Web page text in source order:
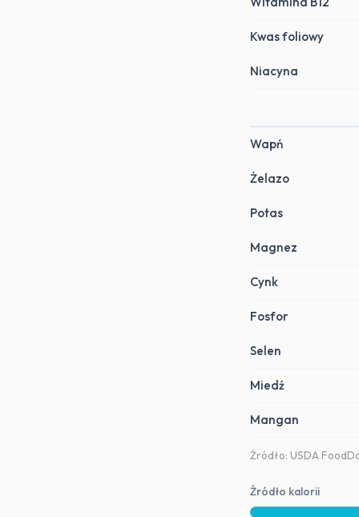
Kwas foliowy
Niacyna
Wapń
Żelazo
Potas
Magnez
Cynk
Fosfor
Selen
Miedź
Mangan
Źródło: USDA
Źródło kalorii